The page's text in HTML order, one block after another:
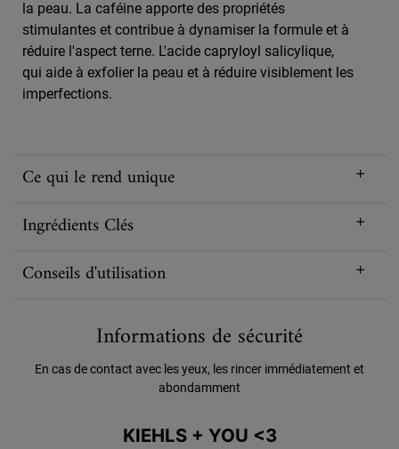
la peau. La caféine apporte des propriétés
stimulantes et contribue à dynamiser la formule et à
réduire l'aspect terne. L'acide capryloyl salicylique,
qui aide à exfolier la peau et à réduire visiblement les
imperfections.
Ce qui le rend unique
Ingrédients Clés
Conseils d'utilisation
Informations de sécurité
En cas de contact avec les yeux, les rincer immédiatement et
abondamment
KIEHLS + YOU <3